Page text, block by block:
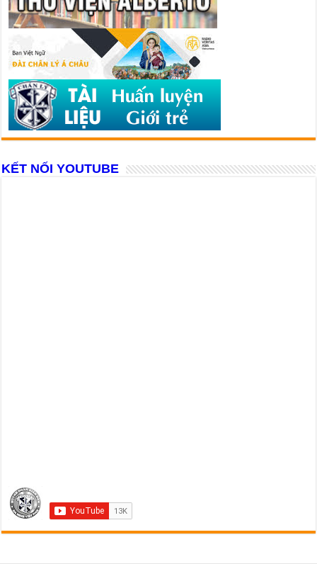
KẾT NỐI YOUTUBE